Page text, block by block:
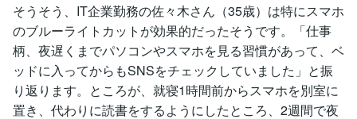
そうそう、IT企業勤務の佐々木さん（35歳）は特にスマホ
のブルーライトカットが効果的だったそうです。「仕事
柄、夜遅くまでパソコンやスマホを見る習慣があって、ベ
ッドに入ってからもSNSをチェックしていました」と振
り返ります。ところが、就寝1時間前からスマホを別室に
置き、代わりに読書をするようにしたところ、2週間で夜